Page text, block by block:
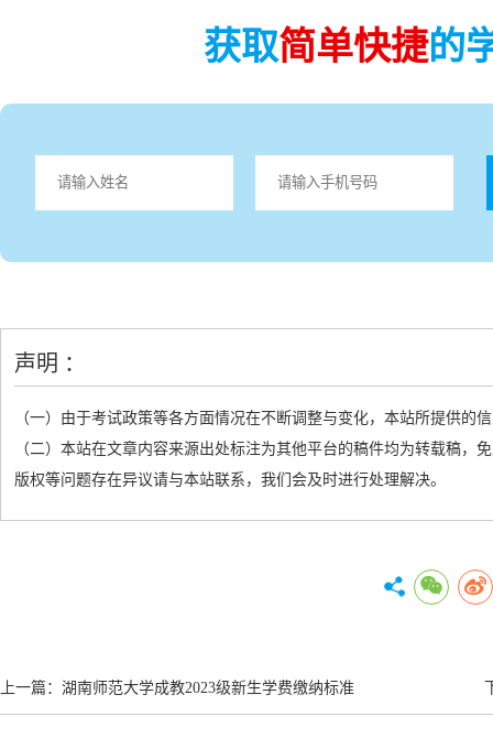
获取简单快捷的
声明 ：
（一）由于考试政策等各方面情况在不断调整与变化，本站所提供的
（二）本站在文章内容来源出处标注为其他平台的稿件均为转载稿
版权等问题存在异议请与本站联系，我们会及时进行处理解决。
上一篇： 湖南师范大学成教2023级新生学费缴纳标准